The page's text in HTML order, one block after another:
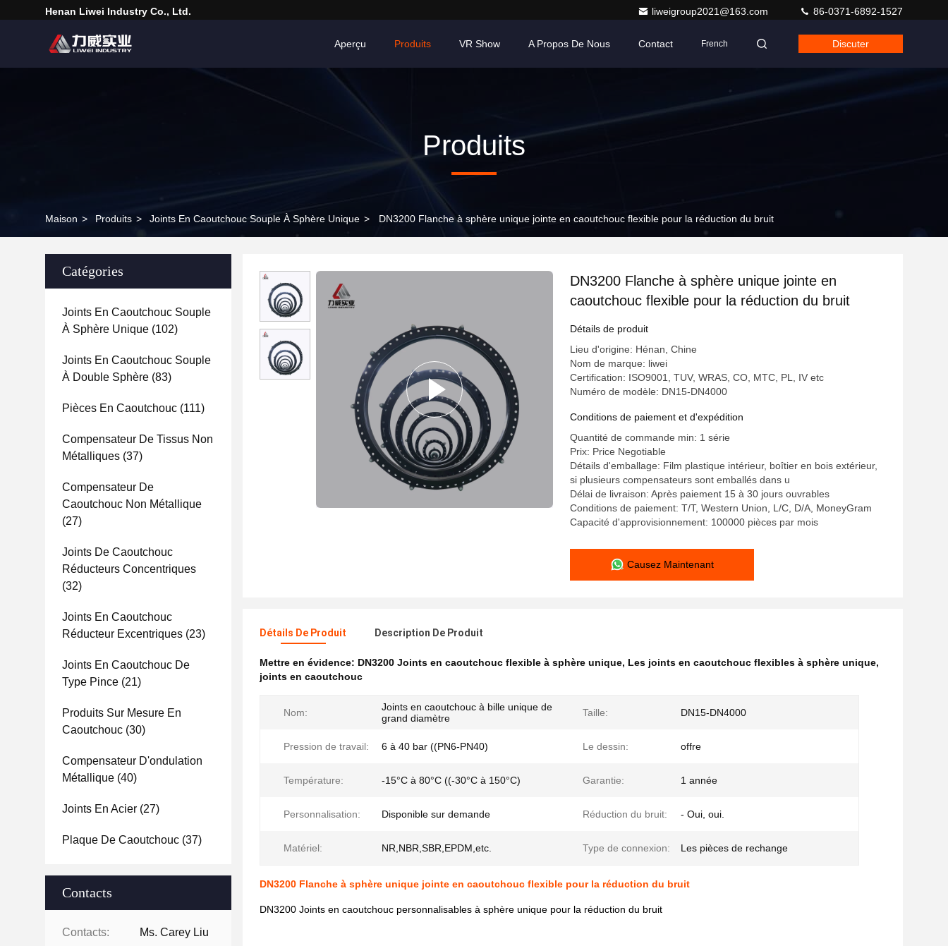
Henan Liwei Industry Co., Ltd. liweigroup2021@163.com 86-0371-6892-1527
Aperçu Produits VR Show A Propos De Nous Contact French Discuter
Produits
Maison > Produits > Joints En Caoutchouc Souple À Sphère Unique > DN3200 Flanche à sphère unique jointe en caoutchouc flexible pour la réduction du bruit
Catégories
Joints En Caoutchouc Souple
À Sphère Unique (102)
Joints En Caoutchouc Souple
À Double Sphère (83)
Pièces En Caoutchouc (111)
Compensateur De Tissus Non
Métalliques (37)
Compensateur De
Caoutchouc Non Métallique
(27)
Joints De Caoutchouc
Réducteurs Concentriques
(32)
Joints En Caoutchouc
Réducteur Excentriques (23)
Joints En Caoutchouc De
Type Pince (21)
Produits Sur Mesure En
Caoutchouc (30)
Compensateur D'ondulation
Métallique (40)
Joints En Acier (27)
Plaque De Caoutchouc (37)
Contacts
Contacts: Ms. Carey Liu
DN3200 Flanche à sphère unique jointe en
caoutchouc flexible pour la réduction du bruit
Détails de produit
Lieu d'origine: Hénan, Chine
Nom de marque: liwei
Certification: ISO9001, TUV, WRAS, CO, MTC, PL, IV etc
Numéro de modèle: DN15-DN4000
Conditions de paiement et d'expédition
Quantité de commande min: 1 série
Prix: Price Negotiable
Détails d'emballage: Film plastique intérieur, boîtier en bois extérieur,
si plusieurs compensateurs sont emballés dans u
Délai de livraison: Après paiement 15 à 30 jours ouvrables
Conditions de paiement: T/T, Western Union, L/C, D/A, MoneyGram
Capacité d'approvisionnement: 100000 pièces par mois
Causez Maintenant
Détails De Produit Description De Produit
Mettre en évidence: DN3200 Joints en caoutchouc flexible à sphère unique, Les joints en caoutchouc flexibles à sphère unique,
joints en caoutchouc
Nom:
Joints en caoutchouc à bille unique de
grand diamètre
Taille: DN15-DN4000
Pression de travail: 6 à 40 bar ((PN6-PN40) Le dessin: offre
Température: -15°C à 80°C ((-30°C à 150°C) Garantie: 1 année
Personnalisation: Disponible sur demande Réduction du bruit: - Oui, oui.
Matériel: NR,NBR,SBR,EPDM,etc. Type de connexion: Les pièces de rechange
DN3200 Flanche à sphère unique jointe en caoutchouc flexible pour la réduction du bruit
DN3200 Joints en caoutchouc personnalisables à sphère unique pour la réduction du bruit